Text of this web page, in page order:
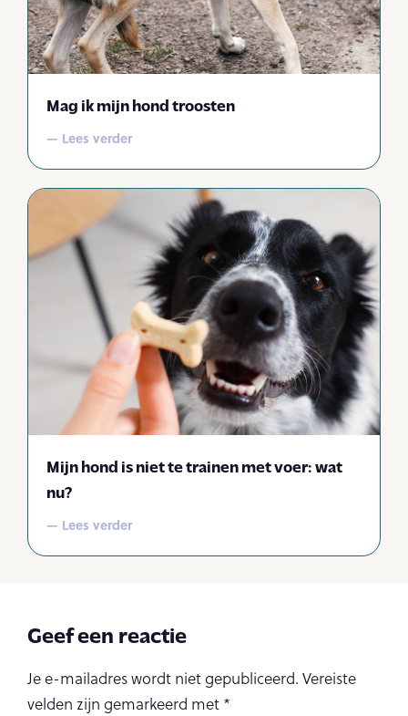
Mag ik mijn hond troosten
— Lees verder
Mijn hond is niet te trainen met voer: wat
nu?
— Lees verder
Geef een reactie
Je e-mailadres wordt niet gepubliceerd. Vereiste
velden zijn gemarkeerd met *